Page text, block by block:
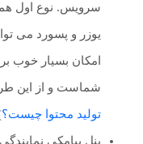
سرویس. نوع اول
یوزر و پسورد می
امکان بسیار خوب
شماست و از این
تولید محتوا چیست؟
پنل پیامکی